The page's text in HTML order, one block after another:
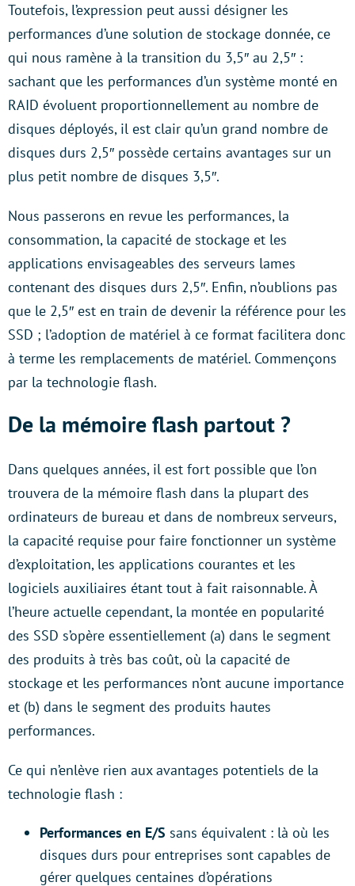
Toutefois, l’expression peut aussi désigner les
performances d’une solution de stockage donnée, ce
qui nous ramène à la transition du 3,5″ au 2,5″ :
sachant que les performances d’un système monté en
RAID évoluent proportionnellement au nombre de
disques déployés, il est clair qu’un grand nombre de
disques durs 2,5″ possède certains avantages sur un
plus petit nombre de disques 3,5″.
Nous passerons en revue les performances, la
consommation, la capacité de stockage et les
applications envisageables des serveurs lames
contenant des disques durs 2,5″. Enfin, n’oublions pas
que le 2,5″ est en train de devenir la référence pour les
SSD ; l’adoption de matériel à ce format facilitera donc
à terme les remplacements de matériel. Commençons
par la technologie flash.
De la mémoire flash partout ?
Dans quelques années, il est fort possible que l’on
trouvera de la mémoire flash dans la plupart des
ordinateurs de bureau et dans de nombreux serveurs,
la capacité requise pour faire fonctionner un système
d’exploitation, les applications courantes et les
logiciels auxiliaires étant tout à fait raisonnable. À
l’heure actuelle cependant, la montée en popularité
des SSD s’opère essentiellement (a) dans le segment
des produits à très bas coût, où la capacité de
stockage et les performances n’ont aucune importance
et (b) dans le segment des produits hautes
performances.
Ce qui n’enlève rien aux avantages potentiels de la
technologie flash :
Performances en E/S sans équivalent : là où les
disques durs pour entreprises sont capables de
gérer quelques centaines d’opérations